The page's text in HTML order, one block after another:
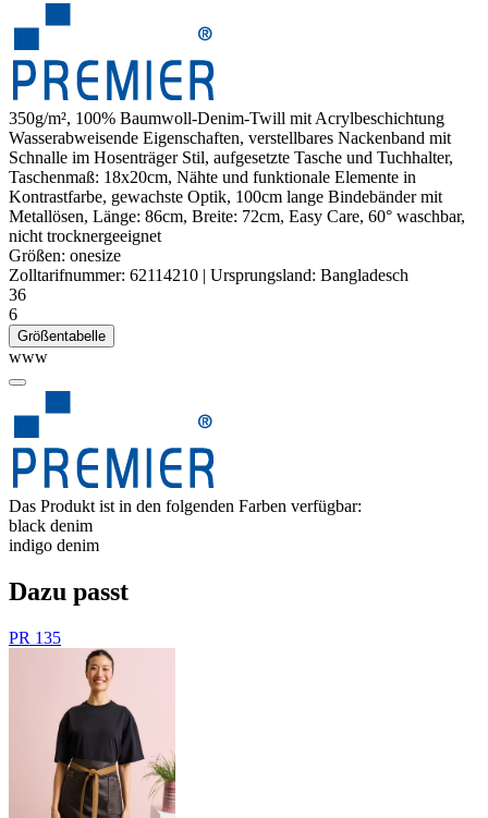
350g/m², 100% Baumwoll-Denim-Twill mit Acrylbeschichtung
Wasserabweisende Eigenschaften, verstellbares Nackenband mit
Schnalle im Hosenträger Stil, aufgesetzte Tasche und Tuchhalter,
Taschenmaß: 18x20cm, Nähte und funktionale Elemente in
Kontrastfarbe, gewachste Optik, 100cm lange Bindebänder mit
Metallösen, Länge: 86cm, Breite: 72cm, Easy Care, 60° waschbar,
nicht trocknergeeignet
Größen: onesize
Zolltarifnummer: 62114210 | Ursprungsland: Bangladesch
36
6
Größentabelle
www
Das Produkt ist in den folgenden Farben verfügbar:
black denim
indigo denim
Dazu passt
PR 135